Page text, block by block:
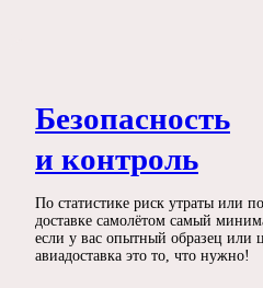
Безопасность
и контроль
По статистике риск утраты или
доставке самолётом самый
если у вас опытный образец или
авиадоставка это то, что нужно!